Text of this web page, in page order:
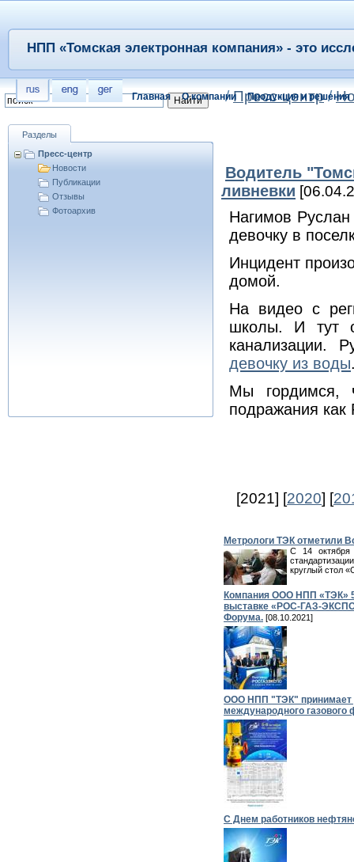
Главная О компании Продукция и решения
НПП «Томская электронная компания» - это
Разделы
Пресс-центр
Новости
Публикации
Отзывы
Фотоархив
/Пресс-центр/
Водитель
ливневки
Нагимов
девочку в
Инцидент
домой.
На видео с
школы. И тут
канализации.
девочку из воды
Мы гордимся,
подражания
[2021] [2020] [
Метрологи ТЭК отметили
С 14 октября
круглый стол
Компания ООО НПП «ТЭК»
выставке «РОС-ГАЗ-ЭКСПО
Форума. [08.10.2021]
ООО НПП "ТЭК" принимает
международного газового
С Днем работников